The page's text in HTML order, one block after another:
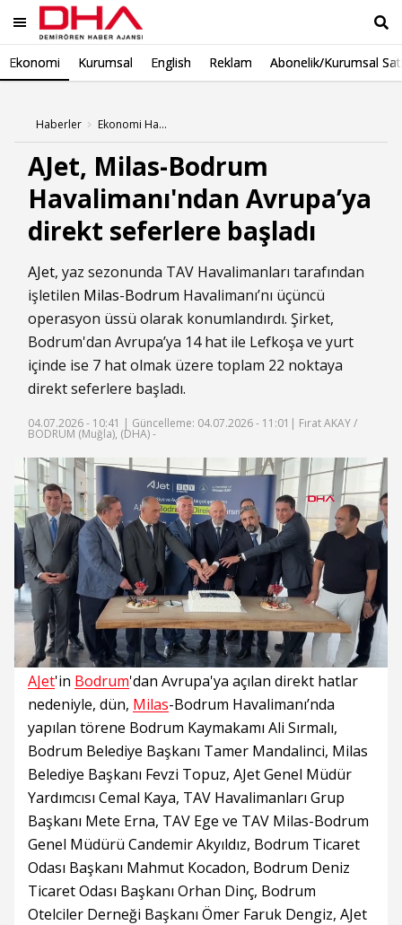
Ekonomi Kurumsal English Reklam Abonelik/Kurumsal
Haberler Ekonomi Haberleri
AJet, Milas-Bodrum
Havalimanı'ndan Avrupa’ya
direkt seferlere başladı
AJet, yaz sezonunda TAV Havalimanları tarafından
işletilen Milas-Bodrum Havalimanı’nı üçüncü
operasyon üssü olarak konumlandırdı. Şirket,
Bodrum'dan Avrupa’ya 14 hat ile Lefkoşa ve yurt
içinde ise 7 hat olmak üzere toplam 22 noktaya
direkt seferlere başladı.
04.07.2026 - 10:41 | Güncelleme: 04.07.2026 - 11:01 | Fırat AKAY /
BODRUM (Muğla), (DHA) -
/
Toplam
Süre Yüklendi
0%
Yükleniyor :
0%
AJet'in Bodrum'dan Avrupa'ya açılan direkt hatlar
nedeniyle, dün, Milas-Bodrum Havalimanı’nda
yapılan törene Bodrum Kaymakamı Ali Sırmalı,
Bodrum Belediye Başkanı Tamer Mandalinci, Milas
Belediye Başkanı Fevzi Topuz, AJet Genel Müdür
Yardımcısı Cemal Kaya, TAV Havalimanları Grup
Başkanı Mete Erna, TAV Ege ve TAV Milas-Bodrum
Genel Müdürü Candemir Akyıldız, Bodrum Ticaret
Odası Başkanı Mahmut Kocadon, Bodrum Deniz
Ticaret Odası Başkanı Orhan Dinç, Bodrum
Otelciler Derneği Başkanı Ömer Faruk Dengiz, AJet